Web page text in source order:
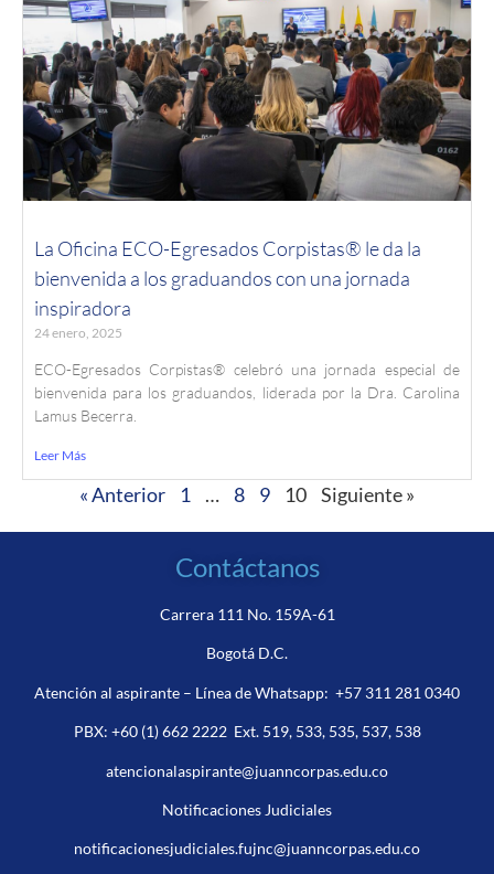
La Oficina ECO-Egresados Corpistas® le da la
bienvenida a los graduandos con una jornada
inspiradora
24 enero, 2025
ECO-Egresados Corpistas® celebró una jornada especial de
bienvenida para los graduandos, liderada por la Dra. Carolina
Lamus Becerra.
Leer Más
« Anterior 1 … 8 9 10 Siguiente »
Contáctanos
Carrera 111 No. 159A-61
Bogotá D.C.
Atención al aspirante – Línea de Whatsapp: +57 311 281 0340
PBX: +60 (1) 662 2222Ext. 519, 533, 535, 537, 538
atencionalaspirante@juanncorpas.edu.co
Notificaciones Judiciales
notificacionesjudiciales.fujnc@juanncorpas.edu.co